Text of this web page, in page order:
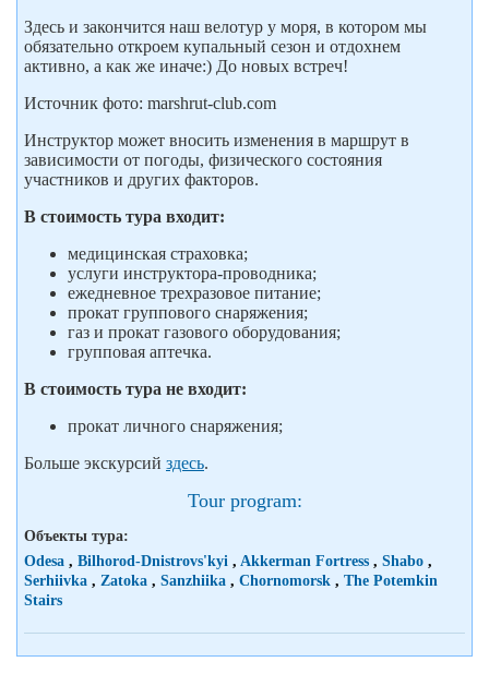
Здесь и закончится наш велотур у моря, в котором мы
обязательно откроем купальный сезон и отдохнем
активно, а как же иначе:) До новых встреч!
Источник фото: marshrut-club.com
Инструктор может вносить изменения в маршрут в
зависимости от погоды, физического состояния
участников и других факторов.
В стоимость тура входит:
медицинская страховка;
услуги инструктора-проводника;
ежедневное трехразовое питание;
прокат группового снаряжения;
газ и прокат газового оборудования;
групповая аптечка.
В стоимость тура не входит:
прокат личного снаряжения;
Больше экскурсий здесь.
Tour program:
Объекты тура:
Odesa , Bilhorod-Dnistrovs'kyi , Akkerman Fortress , Shabo ,
Serhiivka , Zatoka , Sanzhiika , Chornomorsk , The Potemkin
Stairs